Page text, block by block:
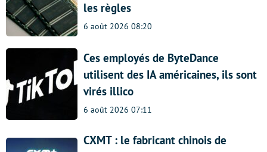
les règles
6 août 2026 08:20
Ces employés de ByteDance
utilisent des IA américaines, ils sont
virés illico
6 août 2026 07:11
CXMT : le fabricant chinois de